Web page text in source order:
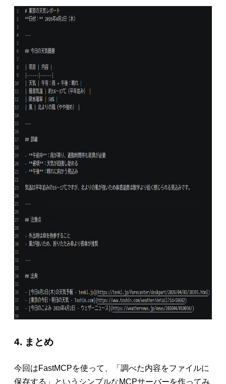
4. まとめ
今回はFastMCPを使って、「調べた内容をファイルに
保存する」というシンプルなMCPサーバーを作ってみ